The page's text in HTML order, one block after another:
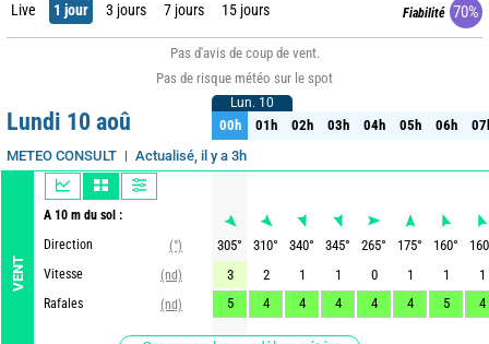
Live 1 jour 3 jours 7 jours 15 jours Fiabilité 70%
Pas d'avis de coup de vent.
Pas de risque météo sur le spot
Lundi 10 aoû
METEO CONSULT Actualisé, il y a 3h
VENT
A 10 m du sol :
Direction
(°)
Vitesse
(nd)
Rafales
(nd)
Lun. 10
00h 01h 02h 03h 04h 05h 06h
Lun. 10
00h 01h 02h 03h 04h 05h 06h
305° 310° 340° 345° 265° 175° 160°
160
3
2 1 1 0 1 1
1
5
4 4 4 4 4 5 4